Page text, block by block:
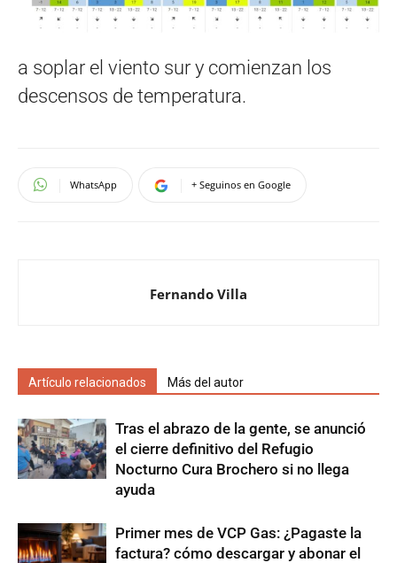
a soplar el viento sur y comienzan los
descensos de temperatura.
WhatsApp + Seguinos en Google
Fernando Villa
Artículo relacionados Más del autor
Tras el abrazo de la gente, se anunció
el cierre definitivo del Refugio
Nocturno Cura Brochero si no llega
ayuda
Primer mes de VCP Gas: ¿Pagaste la
factura? cómo descargar y abonar el